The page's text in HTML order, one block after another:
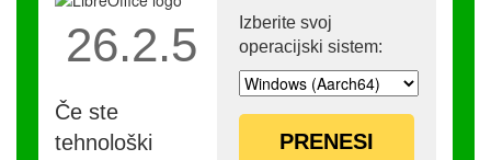
Izberite svoj
operacijski sistem:
PRENESI
26.2.5
Če ste
tehnološki